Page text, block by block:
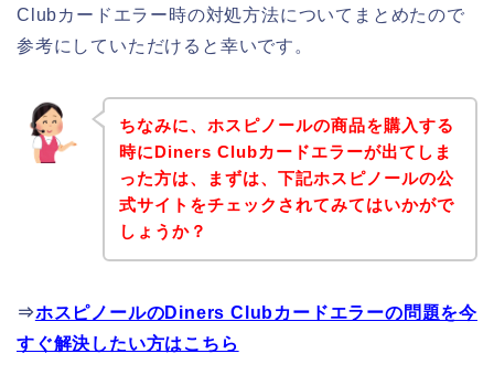
Clubカードエラー時の対処方法についてまとめたので
参考にしていただけると幸いです。
ちなみに、ホスピノールの商品を購入する
時にDiners Clubカードエラーが出てしま
った方は、まずは、下記ホスピノールの公
式サイトをチェックされてみてはいかがで
しょうか？
⇒ホスピノールのDiners Clubカードエラーの問題を今
すぐ解決したい方はこちら